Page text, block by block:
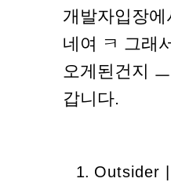
개발자입장
네여 ㅋ 그래
오게된건지
갑니다.
Outsider